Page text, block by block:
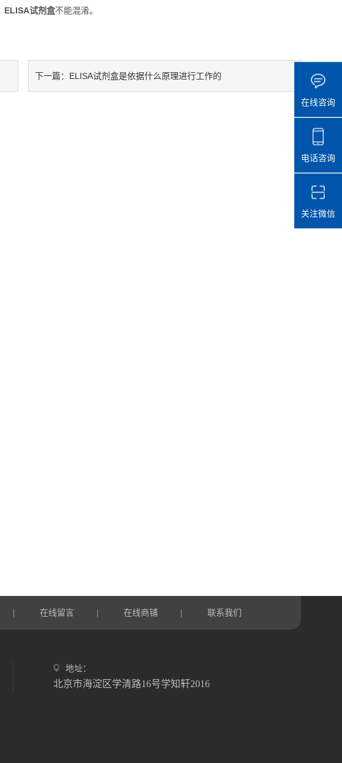
ELISA试剂盒不能混淆。
下一篇： ELISA试剂盒是依据什么原理进行工作的
在线留言 在线商铺 联系我们
地址：
北京市海淀区学清路16号学知轩2016
在线咨询
电话咨询
关注微信